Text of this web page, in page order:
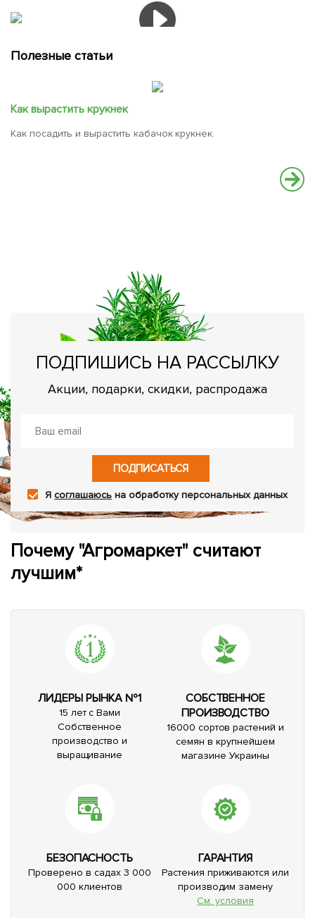
Полезные статьи
Как вырастить крукнек
Как посадить и вырастить кабачок крукнек.
ПОДПИШИСЬ НА РАССЫЛКУ
Акции, подарки, скидки, распродажа
ПОДПИСАТЬСЯ
Ясоглашаюсь на обработку персональных данных
Почему "Агромаркет" считают
лучшим*
ЛИДЕРЫ РЫНКА №1
15 лет с Вами
Собственное
производство и
выращивание
СОБСТВЕННОЕ
ПРОИЗВОДСТВО
16000 сортов растений и
семян в крупнейшем
магазине Украины
БЕЗОПАСНОСТЬ
Проверено в садах 3 000
000 клиентов
ГАРАНТИЯ
Растения приживаются или
производим замену
См. условия